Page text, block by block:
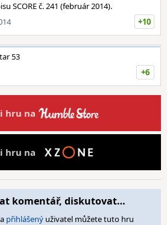
SCORE č. 241 (február 2014).
+10
53
+6
hru na
hru na
komentář, diskutovat…
a přihlášený uživatel můžete tuto hru